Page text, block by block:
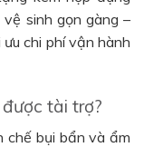
sinh gọn gàng –
chi phí vận hành
tài trợ?
chế bụi bẩn và ẩm